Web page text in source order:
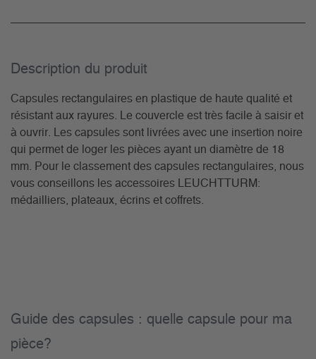
Description du­ produit
Capsules rectangulaires en plastique de haute qualité et
résistant aux rayures. Le couvercle est très facile à saisir et
à ouvrir. Les capsules sont livrées avec une insertion noire
qui permet de loger les pièces ayant un diamètre de 18
mm. Pour le classement des capsules rectangulaires, nous
vous conseillons les accessoires LEUCHTTURM:
médailliers, plateaux, écrins et coffrets.
Guide des capsules : quelle capsule pour ma
pièce?